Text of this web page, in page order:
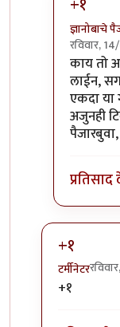
ज्ञानोबाचे
रविवार,
In reply
काय तो
लाईन,
एकदा या
अजुनही
पैजारबुवा,
+१
टर्मीनेटर
In reply to
+१